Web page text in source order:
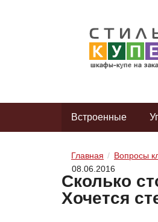
Встроенные
Главная
Вопросы
08.06.2016
Сколько
Хочется